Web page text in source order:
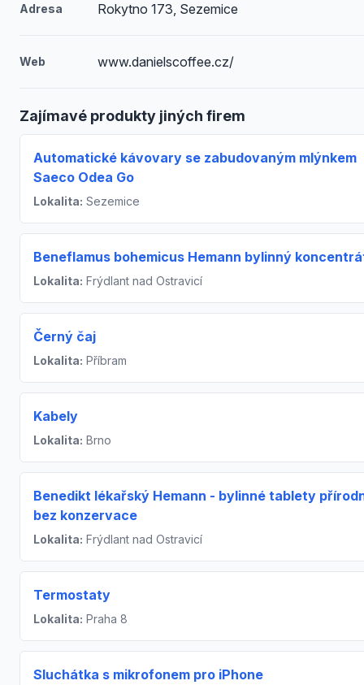
Adresa Rokytno 173, Sezemice
Web www.danielscoffee.cz/
Zajímavé produkty jiných firem
Automatické kávovary se zabudovaným mlýnkem
Saeco Odea Go
Lokalita: Sezemice
Beneflamus bohemicus Hemann bylinný
Lokalita: Frýdlant nad Ostravicí
Černý čaj
Lokalita: Příbram
Kabely
Lokalita: Brno
Benedikt lékařský Hemann - bylinné tablety
bez konzervace
Lokalita: Frýdlant nad Ostravicí
Termostaty
Lokalita: Praha 8
Sluchátka s mikrofonem pro iPhone